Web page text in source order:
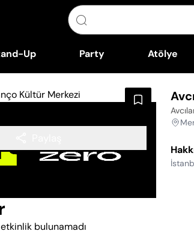
Up Party Atölye
bulunamadı